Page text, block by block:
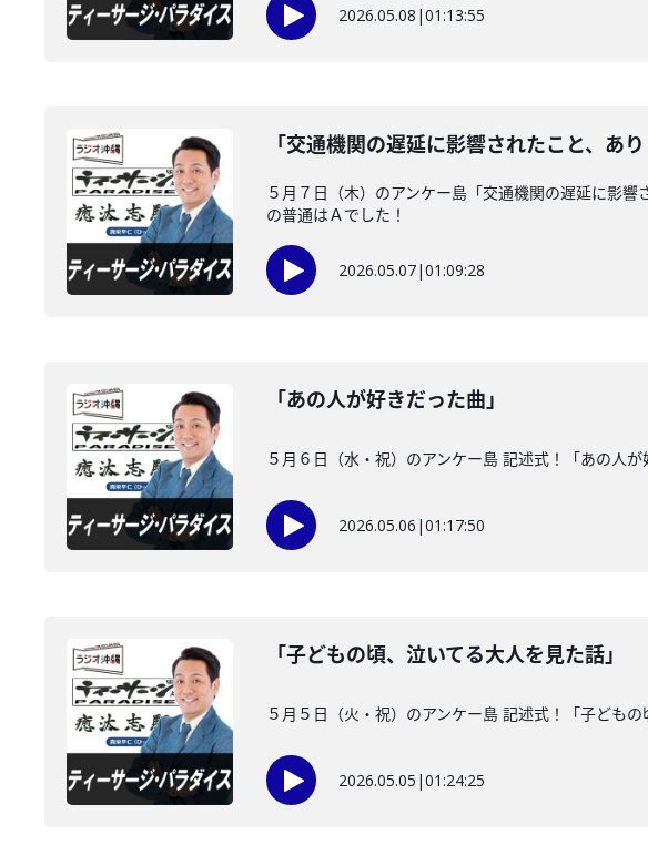
2026.05.08 |01:13:55
「交通機関の遅延に影響されたこと、あり
５月７日（木）のアンケー島「交通機関の遅延に影
の普通はＡでした！
2026.05.07|01:09:28
「あの人が好きだった曲」
５月６日（水・祝）のアンケー島 記述式！「あの人
2026.05.06 |01:17:50
「子どもの頃、泣いてる大人を見た話」
５月５日（火・祝）のアンケー島 記述式！「子どもの
2026.05.05 |01:24:25